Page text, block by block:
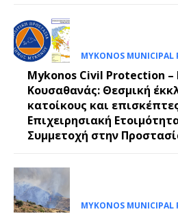
MYKONOS MUNICIPAL
Mykonos Civil Protection
Κουσαθανάς: Θεσμική
κατοίκους και
Επιχειρησιακή
Συμμετοχή στην
MYKONOS MUNICIPAL